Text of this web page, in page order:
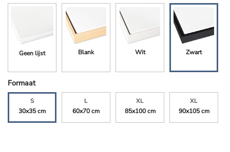
Geen lijst Blank Wit Zwart
Formaat
S
30x35 cm
L
60x70 cm
XL
85x100 cm
XL
90x105 cm